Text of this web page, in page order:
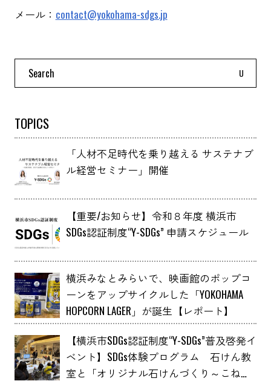
メール： contact@yokohama-sdgs.jp
Search
TOPICS
「人材不足時代を乗り越える サステナブ
ル経営セミナー」開催
【重要/お知らせ】令和８年度 横浜市
SDGs認証制度“Y-SDGs” 申請スケジュール
横浜みなとみらいで、映画館のポップコ
ーンをアップサイクルした「YOKOHAMA
HOPCORN LAGER」が誕生【レポート】
【横浜市SDGs認証制度“Y-SDGs”普及啓発イ
ベント】SDGs体験プログラム 石けん教
室と「オリジナル石けんづくり～こねこ